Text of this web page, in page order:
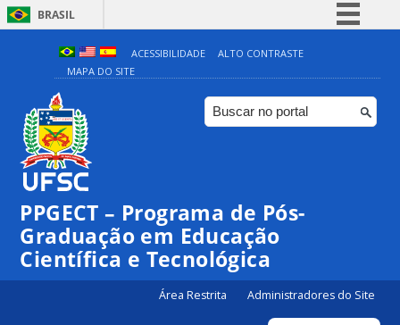
BRASIL
Simplifique!
Comunica BR
Participe
ACESSIBILIDADE
ALTO CONTRASTE
MAPA DO SITE
PPGECT – Programa de Pós-
Graduação em Educação
Científica e Tecnológica
Área Restrita Administradores do Site